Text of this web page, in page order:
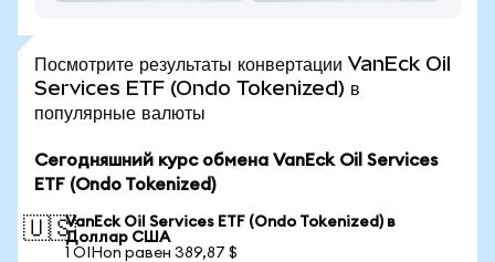
Посмотрите результаты конвертации VanEck Oil
Services ETF (Ondo Tokenized) в
популярные валюты
Сегодняшний курс обмена VanEck Oil Services
ETF (Ondo Tokenized)
🇺🇸VanEck Oil Services ETF (Ondo Tokenized) в
Доллар США
1 OIHon равен 389,87 $